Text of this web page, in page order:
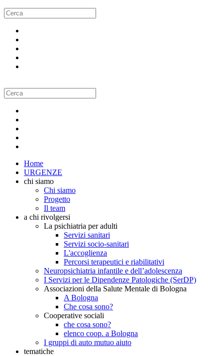
Home
URGENZE
chi siamo
Chi siamo
Progetto
Il team
a chi rivolgersi
La psichiatria per adulti
Servizi sanitari
Servizi socio-sanitari
L'accoglienza
Percorsi terapeutici e riabilitativi
Neuropsichiatria infantile e dell’adolescenza
I Servizi per le Dipendenze Patologiche (SerDP)
Associazioni della Salute Mentale di Bologna
A Bologna
Che cosa sono?
Cooperative sociali
che cosa sono?
elenco coop. a Bologna
I gruppi di auto mutuo aiuto
tematiche